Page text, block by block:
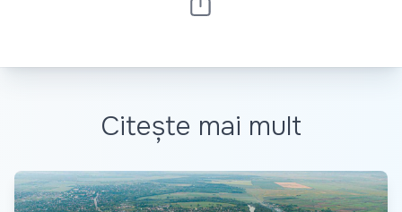
Citește mai mult